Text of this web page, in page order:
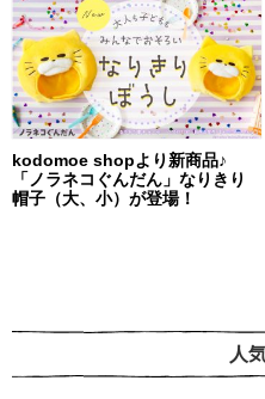
kodomoe shopより新商品♪
「ノラネコぐんだん」なりきり
帽子（大、小）が登場！
人